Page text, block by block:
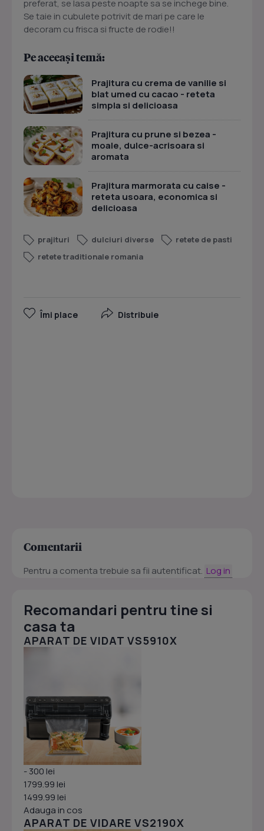
preferat, se lasa peste noapte sa se inchege bine.
Se taie in cubulete potrivit de mari pe care le
decoram cu frisca si fructe de rodie!!
Pe aceeași temă:
Prajitura cu crema de vanilie si
blat umed cu cacao - reteta
simpla si delicioasa
Prajitura cu prune si bezea -
moale, dulce-acrisoara si
aromata
Prajitura marmorata cu caise -
reteta usoara, economica si
delicioasa
prajituri dulciuri diverse
retete de pasti
retete traditionale romania
Îmi place Distribuie
Comentarii
Pentru a comenta trebuie sa fii autentificat. Log in
Recomandari pentru tine si
casa ta
APARAT DE VIDAT VS5910X
- 300 lei
1799.99 lei
1499.99 lei
Adauga in cos
APARAT DE VIDARE VS2190X